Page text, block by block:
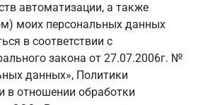
автоматизации, а также
моих персональных данных
в соответствии с
закона от 27.07.2006г. №
данных», Политики
в отношении обработки